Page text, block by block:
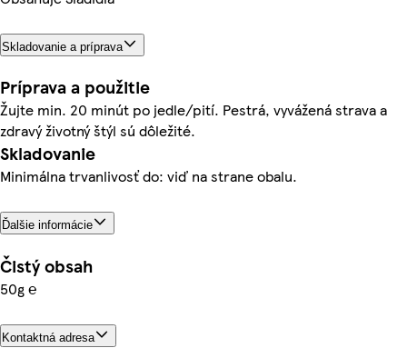
Skladovanie a príprava
Príprava a použitie
Žujte min. 20 minút po jedle/pití. Pestrá, vyvážená strava a
zdravý životný štýl sú dôležité.
Skladovanie
Minimálna trvanlivosť do: viď na strane obalu.
Ďalšie informácie
Čistý obsah
50g ℮
Kontaktná adresa